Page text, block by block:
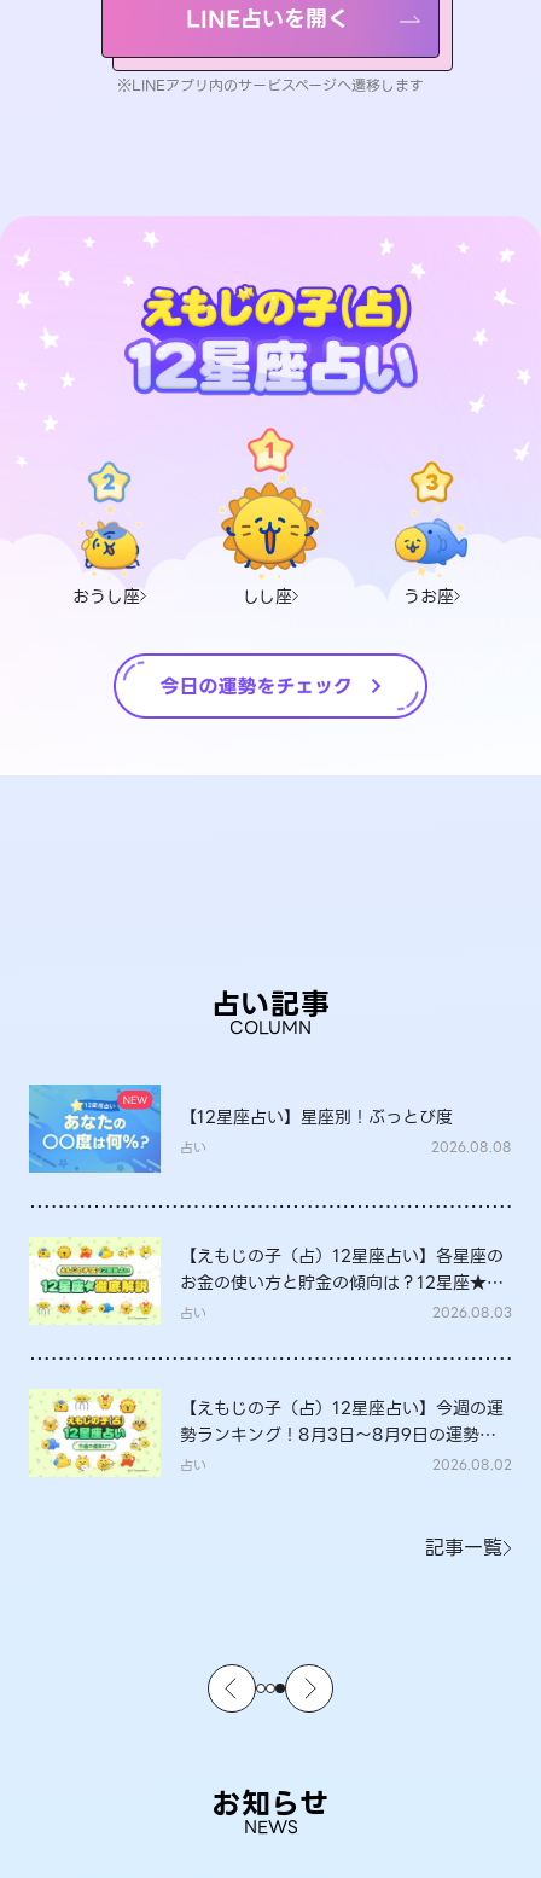
LINE占いを開く
※LINEアプリ内のサービスページへ遷移します
おうし座 しし座 うお座
占い記事
COLUMN
【12星座占い】星座別！ぶっとび度
占い 2026.08.08
【えもじの子（占）12星座占い】各星座の
お金の使い方と貯金の傾向は？12星座★徹
底解説
占い 2026.08.03
【えもじの子（占）12星座占い】今週の運
勢ランキング！8月3日～8月9日の運勢
は？
占い 2026.08.02
記事一覧
お知らせ
NEWS